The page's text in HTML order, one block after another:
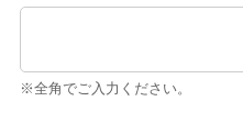
※全角でご入力ください。